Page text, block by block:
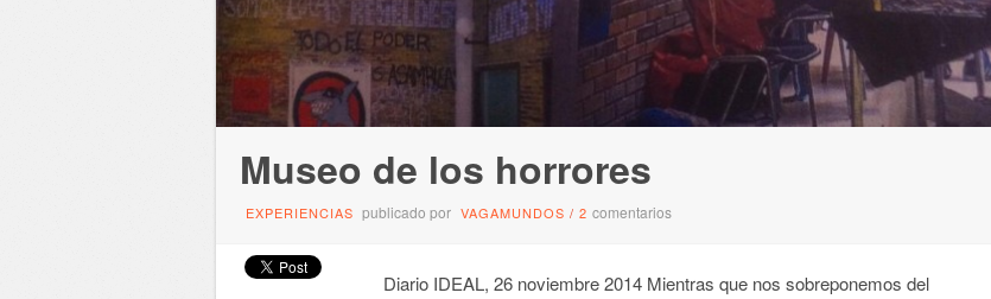
Museo de los horrores
EXPERIENCIAS publicado por VAGAMUNDOS / 2 comentarios
Diario IDEAL, 26 noviembre 2014 Mientras que nos sobreponemos del